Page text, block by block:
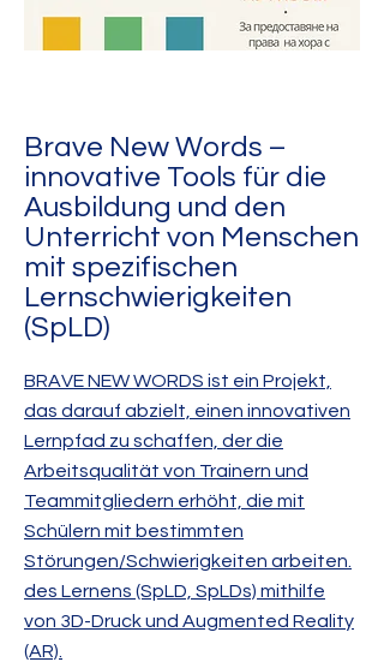
Brave New Words –
innovative Tools für die
Ausbildung und den
Unterricht von Menschen
mit spezifischen
Lernschwierigkeiten
(SpLD)
BRAVE NEW WORDS ist ein Projekt,
das darauf abzielt, einen innovativen
Lernpfad zu schaffen, der die
Arbeitsqualität von Trainern und
Teammitgliedern erhöht, die mit
Schülern mit bestimmten
Störungen/Schwierigkeiten arbeiten.
des Lernens (SpLD, SpLDs) mithilfe
von 3D-Druck und Augmented Reality
(AR).